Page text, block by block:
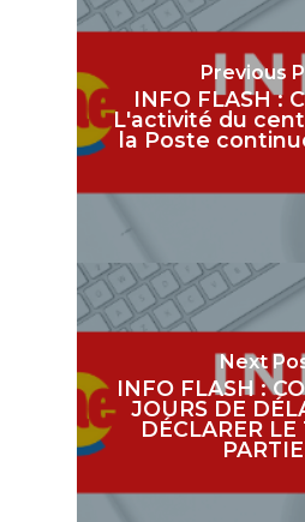
Previous
INFO FLASH :
L'activité du
la Poste
Next
INFO FLASH :
JOURS DE
DÉCLARER LE